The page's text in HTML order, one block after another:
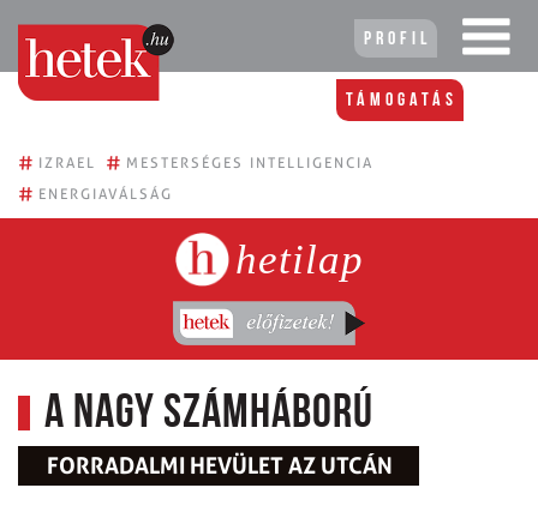
Profil
Támogatás
# IZRAEL # MESTERSÉGES INTELLIGENCIA
# ENERGIAVÁLSÁG
hetilap
A nagy számháború
FORRADALMI HEVÜLET AZ UTCÁN